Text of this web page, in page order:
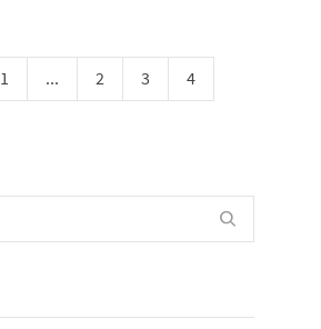
1 ... 2 3
4